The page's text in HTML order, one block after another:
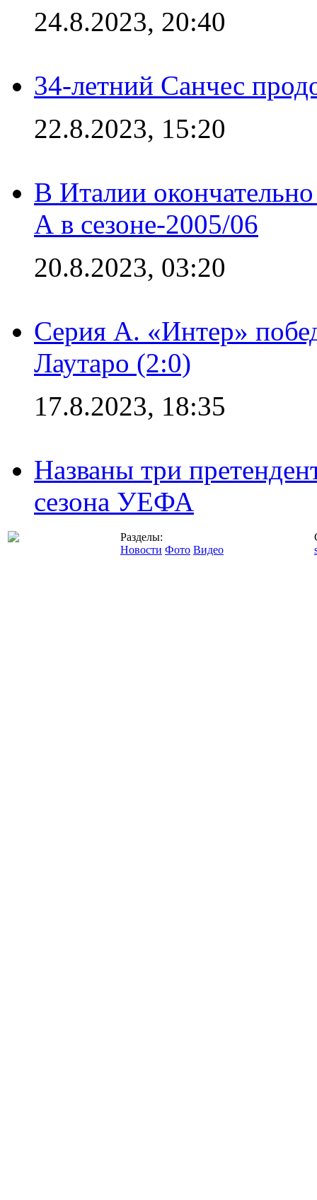
24.8.2023, 20:40
34-летний Санчес
22.8.2023, 15:20
В Италии
А в сезоне-2005/06
20.8.2023, 03:20
Серия А. «Интер»
Лаутаро (2:0)
17.8.2023, 18:35
Названы три
сезона УЕФА
Разделы:
Новости Фото Видео